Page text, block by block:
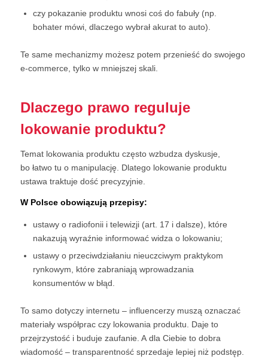
czy pokazanie produktu wnosi coś do fabuły (np.
bohater mówi, dlaczego wybrał akurat to auto).
Te same mechanizmy możesz potem przenieść do swojego
e-commerce, tylko w mniejszej skali.
Dlaczego prawo reguluje
lokowanie produktu?
Temat lokowania produktu często wzbudza dyskusje,
bo łatwo tu o manipulację. Dlatego lokowanie produktu
ustawa traktuje dość precyzyjnie.
W Polsce obowiązują przepisy:
ustawy o radiofonii i telewizji (art. 17 i dalsze), które
nakazują wyraźnie informować widza o lokowaniu;
ustawy o przeciwdziałaniu nieuczciwym praktykom
rynkowym, które zabraniają wprowadzania
konsumentów w błąd.
To samo dotyczy internetu – influencerzy muszą oznaczać
materiały współprac czy lokowania produktu. Daje to
przejrzystość i buduje zaufanie. A dla Ciebie to dobra
wiadomość – transparentność sprzedaje lepiej niż podstęp.